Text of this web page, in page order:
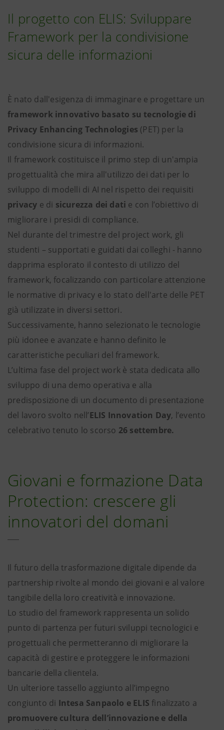
Il progetto con ELIS: Sviluppare
Framework per la condivisione
sicura delle informazioni
È nato dall'esigenza di immaginare e progettare un
framework innovativo basato su tecnologie di
Privacy Enhancing Technologies (PET) per la
condivisione sicura di informazioni.
Il framework costituisce il primo step di un'ampia
progettualità che mira all'utilizzo dei dati per lo
sviluppo di modelli di AI nel rispetto dei requisiti
privacy e di sicurezza dei dati e con l’obiettivo di
migliorare i presidi di compliance.
Nel durante del trimestre del project work, gli
studenti – supportati e guidati dai colleghi - hanno
dapprima esplorato il contesto di utilizzo del
framework, focalizzando con particolare attenzione
le normative di privacy e lo stato dell'arte delle PET
già utilizzate in diversi settori.
Successivamente, hanno selezionato le tecnologie
più idonee e avanzate e hanno definito le
caratteristiche peculiari del framework.
L’ultima fase del project work è stata dedicata allo
sviluppo di una demo operativa e alla
predisposizione di un documento di presentazione
del lavoro svolto nell’ELIS Innovation Day, l’evento
celebrativo tenuto lo scorso 26 settembre.
Giovani e formazione Data
Protection: crescere gli
innovatori del domani
Il futuro della trasformazione digitale dipende da
partnership rivolte al mondo dei giovani e al valore
tangibile della loro creatività e innovazione.
Lo studio del framework rappresenta un solido
punto di partenza per futuri sviluppi tecnologici e
progettuali che permetteranno di migliorare la
capacità di gestire e proteggere le informazioni
bancarie della clientela.
Un ulteriore tassello aggiunto all’impegno
congiunto di Intesa Sanpaolo e ELIS finalizzato a
promuovere cultura dell’innovazione e della